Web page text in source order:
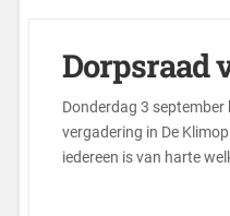
Dorpsraad
Donderdag 3
vergadering in De
iedereen is van harte